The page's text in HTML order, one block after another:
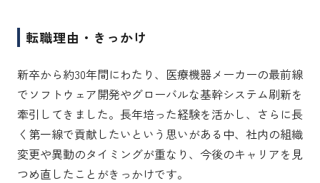
転職理由・きっかけ
新卒から約30年間にわたり、医療機器メーカーの最前線
でソフトウェア開発やグローバルな基幹システム刷新を
牽引してきました。長年培った経験を活かし、さらに長
く第一線で貢献したいという思いがある中、社内の組織
変更や異動のタイミングが重なり、今後のキャリアを見
つめ直したことがきっかけです。